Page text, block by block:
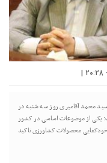
محمد آقامیری روز سه شنبه در
یکی از موضوعات اساسی در کشور
محصولات کشاورزی تاکید